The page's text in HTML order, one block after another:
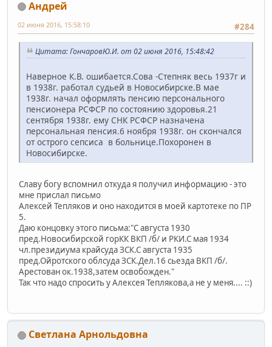
Андрей
#284
02 июня 2016, 15:58:10
Цитата: ГончаровЮ.И. от 02 июня 2016, 15:48:42
Наверное К.В. ошибается.Сова -Степняк весь 1937г и
в 1938г. работал судьей в Новосибирске.В мае
1938г. начал оформлять пенсию персонального
пенсионера РСФСР по состоянию здоровья.21
сентября 1938г. ему СНК РСФСР назначена
персональная пенсия.6 ноября 1938г. он скончался
от острого сепсиса в больнице.Похоронен в
Новосибирске.
Славу богу вспомнил откуда я получил информацию - это
мне прислал письмо
Алексей Тепляков и оно находится в моей картотеке по ПР
5.
Даю концовку этого письма:"С августа 1930
пред.Новосибирской горКК ВКП /б/ и РКИ.С мая 1934
чл.президиума крайсуда ЗСК.С августа 1935
пред.Ойротского облсуда ЗСК.Дел.16 сьезда ВКП /б/.
Арестован ок.1938,затем освобожден."
Так что надо спросить у Алексея Теплякова,а не у меня.... ::)
Светлана Арнольдовна